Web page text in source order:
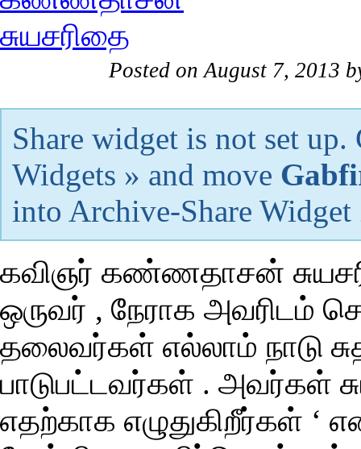
Posted on August 7, 2013
Share widget is not set
Widgets » and move
into Archive-Share Widget
கவிஞர் கண்ணதாசன்
ஒருவர் , நேராக அவரிடம்
தலைவர்கள் எல்லாம் நாடு
பாடுபட்டவர்கள் . அவர்கள்
எதற்காக எழுதுகிறீர்கள் ‘